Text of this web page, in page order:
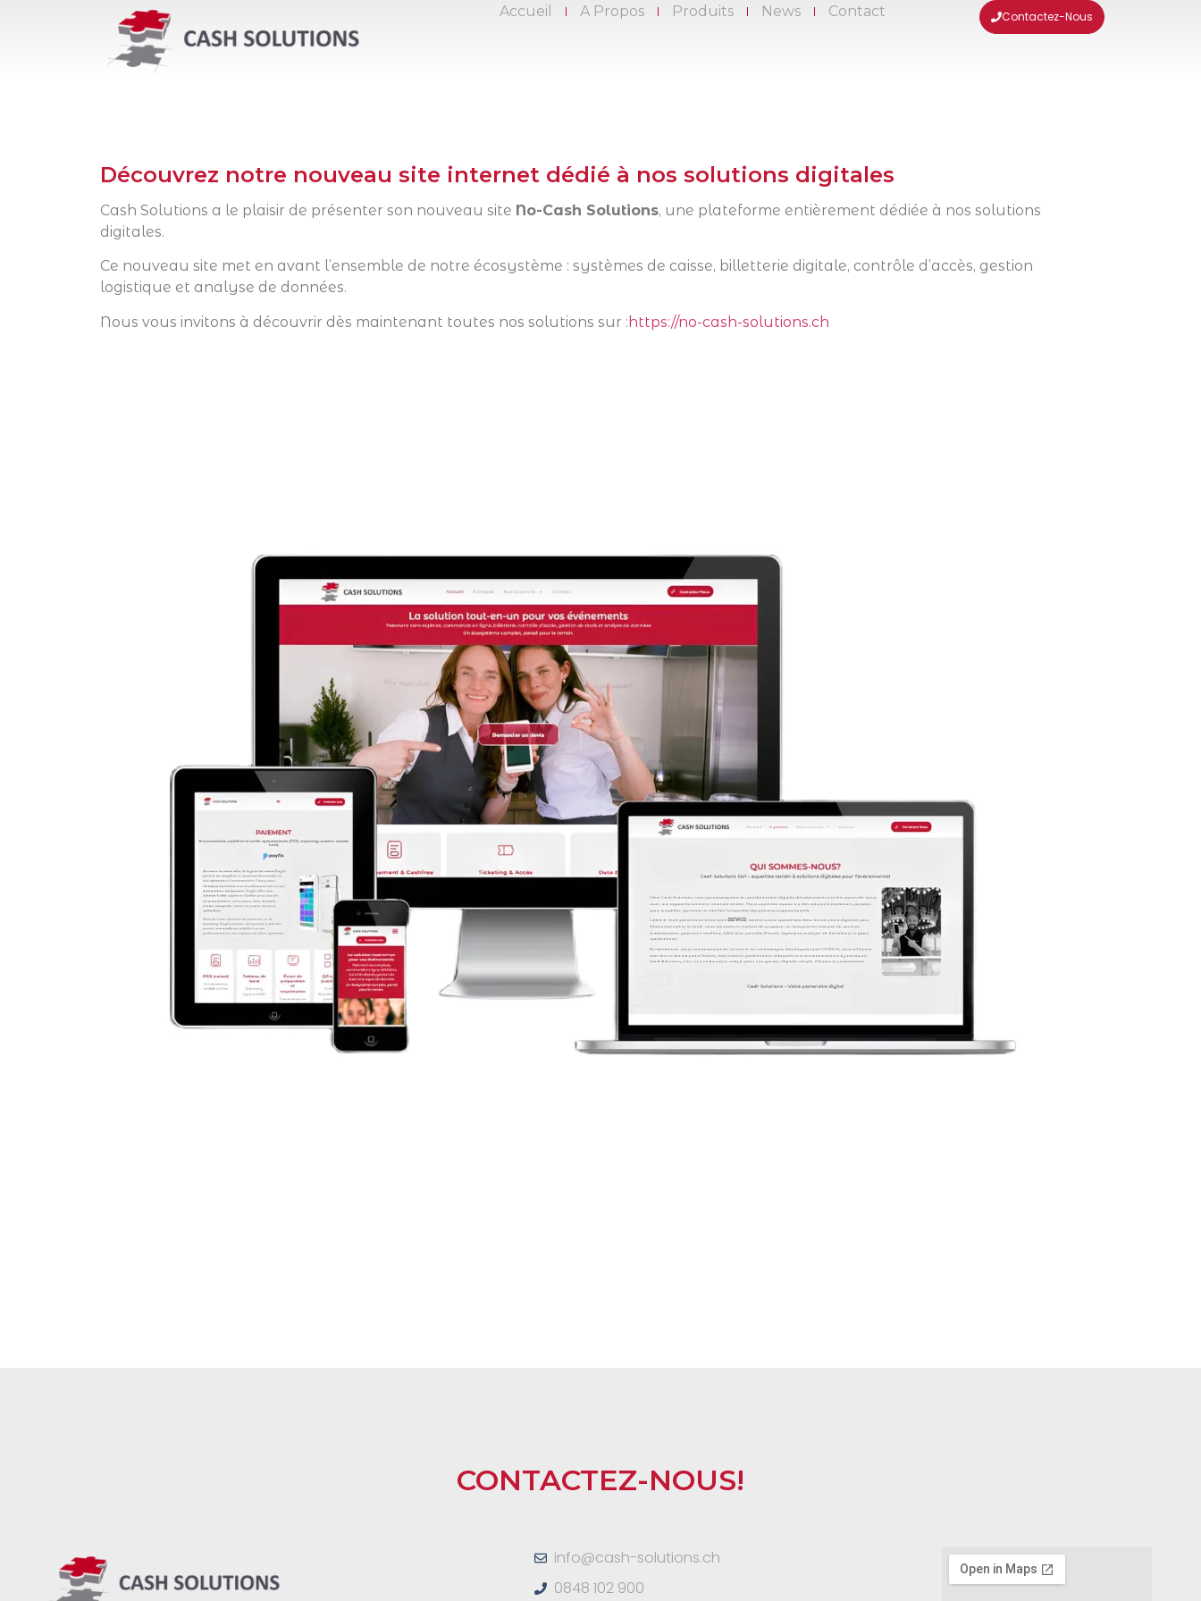
Accueil A Propos Produits News Contact Contactez-Nous
Découvrez notre nouveau site internet dédié à nos solutions digitales
Cash Solutions a le plaisir de présenter son nouveau site No-Cash Solutions, une plateforme entièrement dédiée à nos solutions
digitales.
Ce nouveau site met en avant l’ensemble de notre écosystème : systèmes de caisse, billetterie digitale, contrôle d’accès, gestion
logistique et analyse de données.
Nous vous invitons à découvrir dès maintenant toutes nos solutions sur : https://no-cash-solutions.ch
CONTACTEZ-NOUS!
info@cash-solutions.ch
0848 102 900